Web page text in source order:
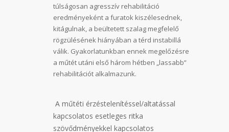
túlságosan agresszív rehabilitáció
eredményeként a furatok kiszélesednek,
kitágulnak, a beültetett szalag megfelelő
rögzülésének hiányában a térd instabillá
válik. Gyakorlatunkban ennek megelőzésre
a műtét utáni első három hétben „lassabb”
rehabilitációt alkalmazunk.
A műtéti érzéstelenítéssel/altatással
kapcsolatos esetleges ritka
szövődményekkel kapcsolatos